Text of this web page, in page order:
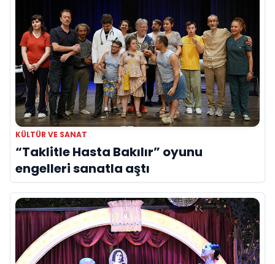
KÜLTÜR VE SANAT
“Taklitle Hasta Bakılır” oyunu
engelleri sanatla aştı